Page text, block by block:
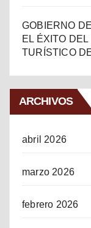
GOBIERNO
EL ÉXITO
TURÍSTICO
ARCHIVOS
abril 2026
marzo 2026
febrero 2026